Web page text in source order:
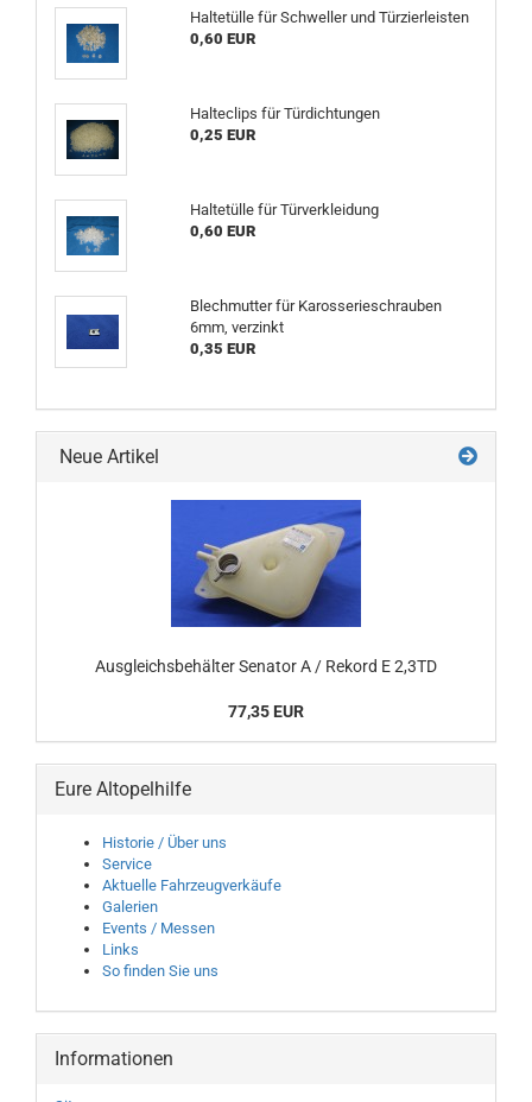
Haltetülle für Schweller und Türzierleisten
0,60 EUR
Halteclips für Türdichtungen
0,25 EUR
Haltetülle für Türverkleidung
0,60 EUR
Blechmutter für Karosserieschrauben
6mm, verzinkt
0,35 EUR
Neue Artikel
Ausgleichsbehälter Senator A / Rekord E 2,3TD
77,35 EUR
Eure Altopelhilfe
Historie / Über uns
Service
Aktuelle Fahrzeugverkäufe
Galerien
Events / Messen
Links
So finden Sie uns
Informationen